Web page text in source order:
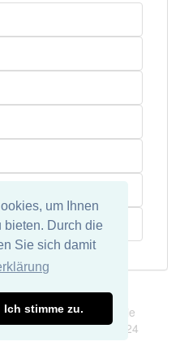
um Ihnen
bieten. Durch die
Sie sich damit
Ich stimme zu.
und keine Haftung für die
Seite. DDDEasy 2024